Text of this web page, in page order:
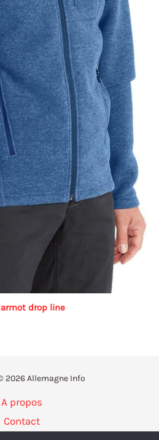
drop line
2026 Allemagne Info
A propos
Contact